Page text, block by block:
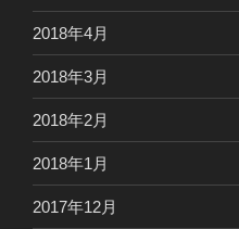
2018年4月
2018年3月
2018年2月
2018年1月
2017年12月